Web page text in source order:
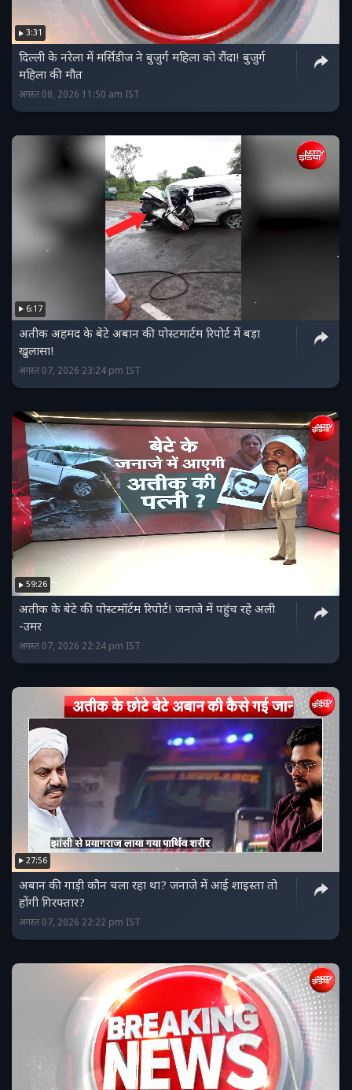
3:31
दिल्ली के नरेला में मर्सिडीज ने बुजुर्ग महिला को रौंदा! बुजुर्ग
महिला की मौत
अगस्त 08, 2026 11:50 am IST
6:17
अतीक अहमद के बेटे अबान की पोस्टमार्टम रिपोर्ट में बड़ा
खुलासा!
अगस्त 07, 2026 23:24 pm IST
59:26
अतीक के बेटे की पोस्टमॉर्टम रिपोर्ट! जनाजे में पहुंच रहे अली
-उमर
अगस्त 07, 2026 22:24 pm IST
27:56
अबान की गाड़ी कौन चला रहा था? जनाजे में आई शाइस्ता तो
होंगी गिरफ्तार?
अगस्त 07, 2026 22:22 pm IST